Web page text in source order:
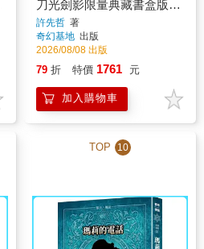
刀光劍影限量典藏書盒版，
內附特製刺客水墨古風海
報）
許先哲 著
奇幻基地 出版
2026/08/08 出版
79 折 特價 1761 元
加入購物車
TOP 10